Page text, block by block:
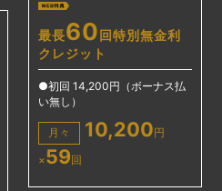
最長60回特別無金利
クレジット
●初回 14,200円（ボーナス払
い無し）
月々 10,200円
×59回